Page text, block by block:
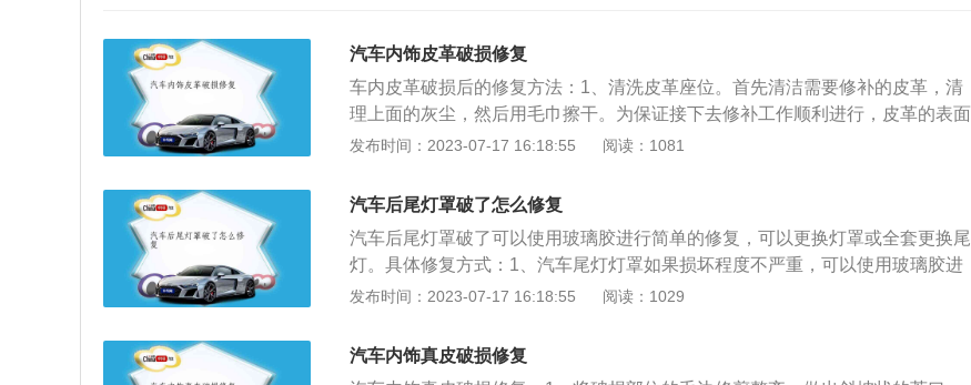
汽车内饰皮革破损修复
车内皮革破损后的修复方法：1、清洗皮革座位。首先清洁需要修补的皮革，清
理上面的灰尘，然后用毛巾擦干。为保证接下去修补工作顺利进行，皮革的表面
要保持干燥；2、给真皮表面抛光。可以用水砂纸打磨要修补的真皮表面，同时
柔化剂软化皮革，然后在需要修补的皮革表面涂抹填补皮革膏；4、复制皮革的
颜色。在真皮上色前，需要在它的表面先喷一层底漆。底漆可以分解皮革上的污
渍，然后在一分钟内完成着色。根据色卡选择上色的颜料，用喷枪将其均匀喷洒
在皮革上，最后喷涂可以保护色泽的皮革镀膜剂。汽车内饰真皮破损不同情况下
的处理方法：1、出现微小的裂口时，在裂口中涂上丙烯酸树脂，然后把裂口对
口上面垫一层棉布，用熨斗压烫定型，当革面平整后将垫布取下，用吹风机烘
干；3、如果破损到无法修复的水平，可以进行换皮操作。
发布时间：2023-07-17 16:18:55 阅读：1081
汽车后尾灯罩破了怎么修复
汽车后尾灯罩破了可以使用玻璃胶进行简单的修复，可以更换灯罩或全套更换尾
灯。具体修复方式：1、汽车尾灯灯罩如果损坏程度不严重，可以使用玻璃胶进
行简单的修复，只要不影响汽车尾灯的正常使用即可。但是如果车主看不下去满
遮住，避免误伤。2、如果只是汽车尾灯灯罩发生了特别严重的破裂，破了或者
碎了，这时候已经不能再简单的修补，只能通过单独更换灯罩来解决问题。3、
发布时间：2023-07-17 16:18:55 阅读：1029
汽车内饰真皮破损修复